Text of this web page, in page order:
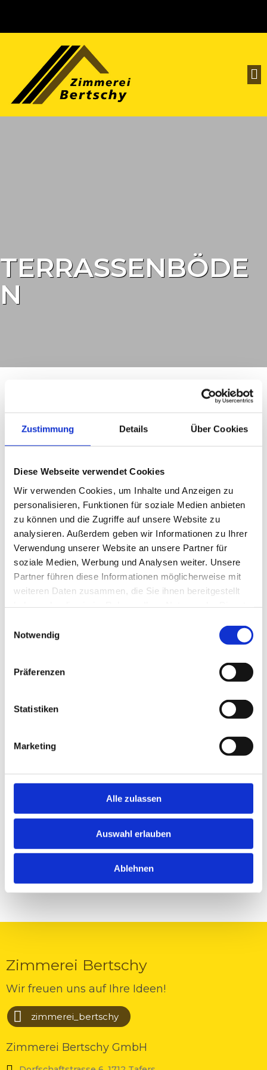
Zustimmung Details Über Cookies
Diese Webseite verwendet Cookies
Wir verwenden Cookies, um Inhalte und Anzeigen zu
personalisieren, Funktionen für soziale Medien anbieten
zu können und die Zugriffe auf unsere Website zu
analysieren. Außerdem geben wir Informationen zu Ihrer
Verwendung unserer Website an unsere Partner für
soziale Medien, Werbung und Analysen weiter. Unsere
Partner führen diese Informationen möglicherweise mit
weiteren Daten zusammen, die Sie ihnen bereitgestellt
Notwendig
Präferenzen
Statistiken
Marketing
Alle zulassen
Auswahl erlauben
Ablehnen
TERRASSENBÖDE
N
Ein Holzdeck verleiht Ihrem Aussenbereich
ein edles Ambiente und schafft einen Ort
zum Entspannen. Wir beraten Sie gerne
über Holzarten, Formen und Farben. Die
macht Ihre Terrasse zur langlebigen Oase.
Böden veredeln und vor
Witterungseinflüssen schützen. Wir
beraten Sie gerne.
Zimmerei Bertschy
Wir freuen uns auf Ihre Ideen!
zimmerei_bertschy
Zimmerei Bertschy GmbH